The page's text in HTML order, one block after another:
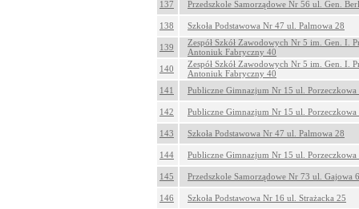
137 Przedszkole Samorządowe Nr 56 ul. Gen.
138 Szkoła Podstawowa Nr 47 ul. Palmowa 28
139
Zespół Szkół Zawodowych Nr 5 im. Gen. I.
Antoniuk Fabryczny 40
140
Zespół Szkół Zawodowych Nr 5 im. Gen. I.
Antoniuk Fabryczny 40
141
Publiczne Gimnazjum Nr 15 ul. Porzeczkowa
142 Publiczne Gimnazjum Nr 15 ul. Porzeczkowa
143 Szkoła Podstawowa Nr 47 ul. Palmowa 28
144 Publiczne Gimnazjum Nr 15 ul. Porzeczkowa
145 Przedszkole Samorządowe Nr 73 ul. Gajowa
146 Szkoła Podstawowa Nr 16 ul. Strażacka 25